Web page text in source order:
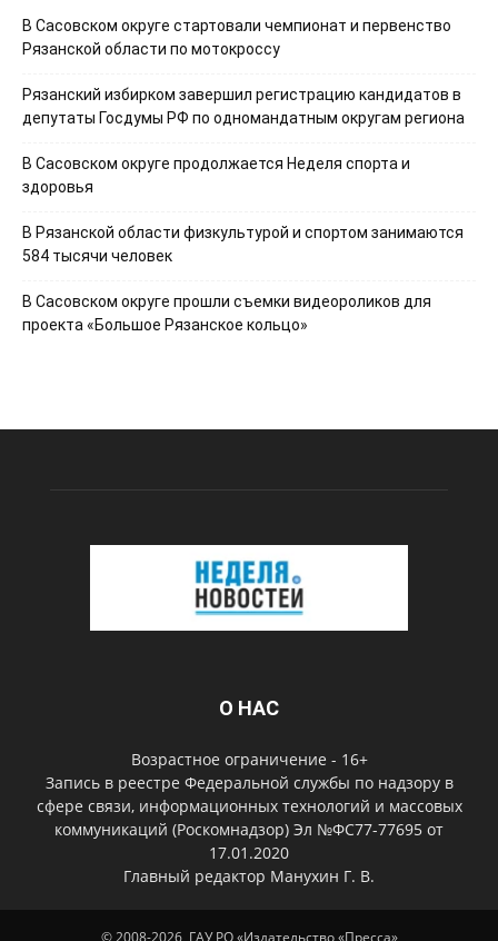
В Сасовском округе стартовали чемпионат и первенство
Рязанской области по мотокроссу
Рязанский избирком завершил регистрацию кандидатов в
депутаты Госдумы РФ по одномандатным округам региона
В Сасовском округе продолжается Неделя спорта и
здоровья
В Рязанской области физкультурой и спортом занимаются
584 тысячи человек
В Сасовском округе прошли съемки видеороликов для
проекта «Большое Рязанское кольцо»
О НАС
Возрастное ограничение - 16+
Запись в реестре Федеральной службы по надзору в
сфере связи, информационных технологий и массовых
коммуникаций (Роскомнадзор) Эл №ФС77-77695 от
17.01.2020
Главный редактор Манухин Г. В.
© 2008-2026, ГАУ РО «Издательство «Пресса»